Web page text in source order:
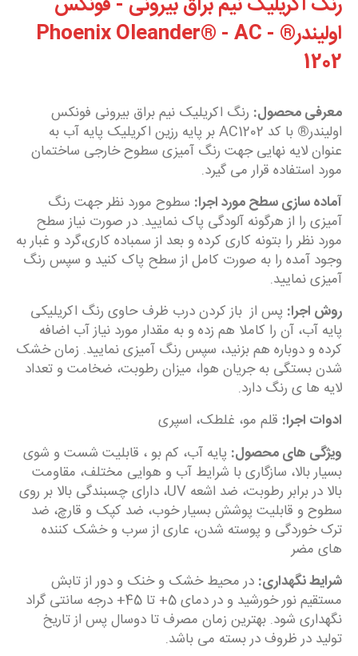
اولیندر® - Phoenix Oleander® - AC
1202
معرفی محصول: رنگ اکریلیک نیم براق بیرونی فونکس
اولیندر®
با کد AC1202 بر پایه رزین اکریلیک پایه آب به
عنوان لایه نهایی جهت رنگ آمیزی سطوح خارجی ساختمان
مورد استفاده قرار می گیرد.
آماده سازی سطح مورد اجرا: سطوح مورد نظر جهت رنگ
آمیزی را از هرگونه آلودگی پاک نمایید. در صورت نیاز سطح
مورد نظر را بتونه کاری کرده و بعد از سمباده کاری،گرد و غبار به
وجود آمده را به صورت کامل از سطح پاک کنید و سپس رنگ
آمیزی نمایید.
روش اجرا: پس از باز کردن درب ظرف حاوی رنگ اکریلیکی
پایه آب، آن را کاملا هم زده و به مقدار مورد نیاز آب اضافه
کرده و دوباره هم بزنید، سپس رنگ آمیزی نمایید. زمان خشک
شدن بستگی به جریان هوا، میزان رطوبت، ضخامت و تعداد
لایه ها ی رنگ دارد.
ادوات اجرا: قلم مو، غلطک، اسپری
ویژگی های محصول: پایه آب، کم بو ، قابلیت شست و شوی
بسیار بالا، سازگاری با شرایط آب و هوایی مختلف، مقاومت
بالا در برابر رطوبت، ضد اشعه UV، دارای چسبندگی بالا بر روی
سطوح و قابلیت پوشش بسیار خوب، ضد کپک و قارچ، ضد
ترک خوردگی و پوسته شدن، عاری از سرب و خشک کننده
های مضر
شرایط نگهداری: در محیط خشک و خنک و دور از تابش
مستقیم نور خورشید و در دمای 5+ تا 45+ درجه سانتی گراد
نگهداری شود. بهترین زمان مصرف تا دوسال پس از تاریخ
تولید در ظروف در بسته می باشد.